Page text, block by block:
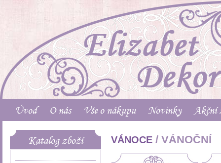
Úvod O nás Vše o nákupu Novinky Akční
Katalog zboží VÁNOCE / VÁNOČNÍ